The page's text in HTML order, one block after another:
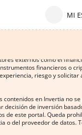
y puede ser una
externos como el
financieros o
riesgo y
contenidos en Invertia no
de inversión
de este portal. Queda
del proveedor de datos.